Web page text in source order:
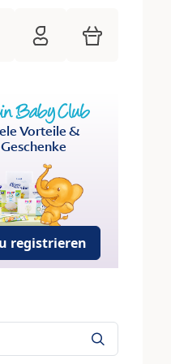
HiPP Mein Babyclub
Warenkorb
Vorteile &
Geschenke
registrieren